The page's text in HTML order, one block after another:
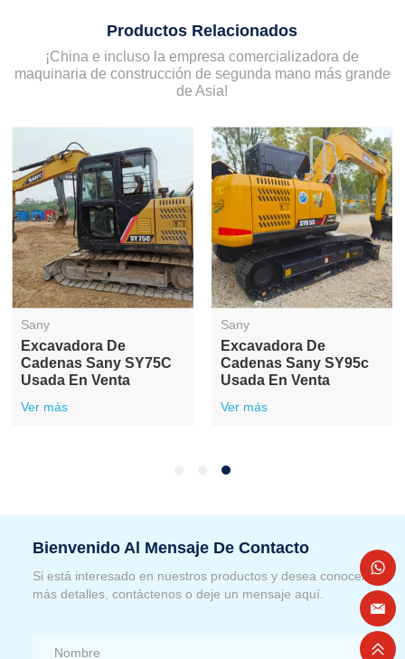
Productos Relacionados
¡China e incluso la empresa comercializadora de
maquinaria de construcción de segunda mano más grande
de Asia!
Sany
Excavadora De
Cadenas Sany SY75C
Usada En Venta
Ver más
Sany
Excavadora De
Cadenas Sany SY95c
Usada En Venta
Ver más
Bienvenido Al Mensaje De Contacto
Si está interesado en nuestros productos y desea conocer
más detalles, contáctenos o deje un mensaje aquí.